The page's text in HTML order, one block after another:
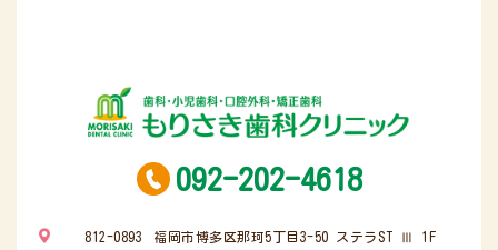
092-202-4618
812-0893 福岡市博多区那珂5丁目3-50 ステラST Ⅲ 1F